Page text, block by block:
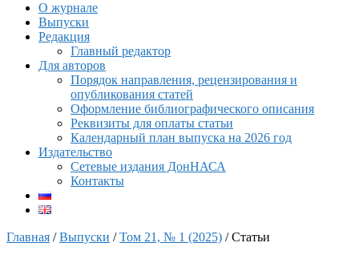
О журнале
Выпуски
Редакция
Главный редактор
Для авторов
Порядок направления, рецензирования и
опубликования статей
Оформление библиографического описания
Реквизиты для оплаты статьи
Календарный план выпуска на 2026 год
Издательство
Сетевые издания ДонНАСА
Контакты
Главная /Выпуски /Том 21, № 1 (2025) / Статьи